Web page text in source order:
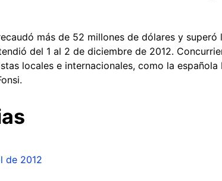
más de 52 millones de dólares y
del 1 al 2 de diciembre de 2012.
locales e internacionales, como la española
de 2012